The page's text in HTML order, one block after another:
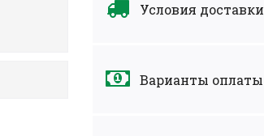
Условия доставки
Варианты оплаты